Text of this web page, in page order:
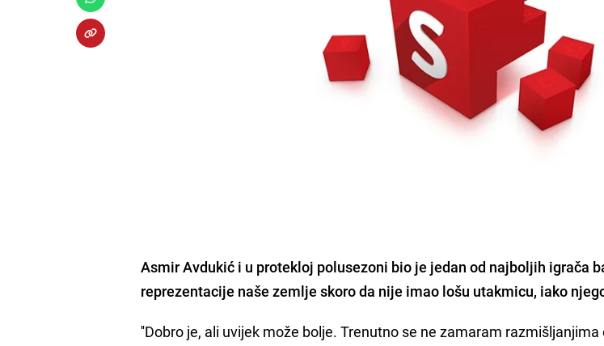
Asmir Avdukić i u protekloj polusezoni bio je jedan od najboljih igrača
reprezentacije naše zemlje skoro da nije imao lošu utakmicu, iako
''Dobro je, ali uvijek može bolje. Trenutno se ne zamaram